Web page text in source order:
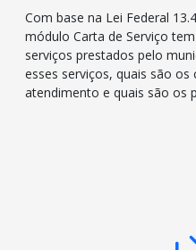
Com base na Lei Federal
módulo Carta de Serviço
serviços prestados pelo
esses serviços, quais são
atendimento e quais são os